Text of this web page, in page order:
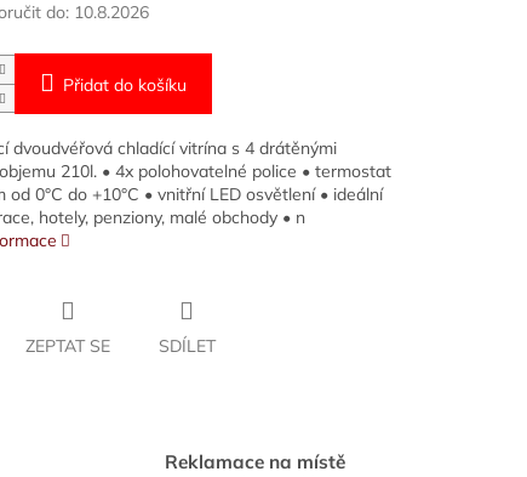
do: 10.8.2026
Přidat do košíku
dvoudvéřová chladící vitrína s 4 drátěnými
210l. • 4x polohovatelné police • termostat
od 0°C do +10°C • vnitřní LED osvětlení • ideální
hotely, penziony, malé obchody • n
ZEPTAT SE SDÍLET
Reklamace na místě